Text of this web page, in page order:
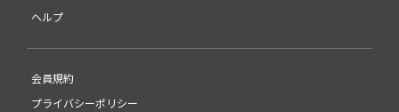
ヘルプ
会員規約
プライバシーポリシー